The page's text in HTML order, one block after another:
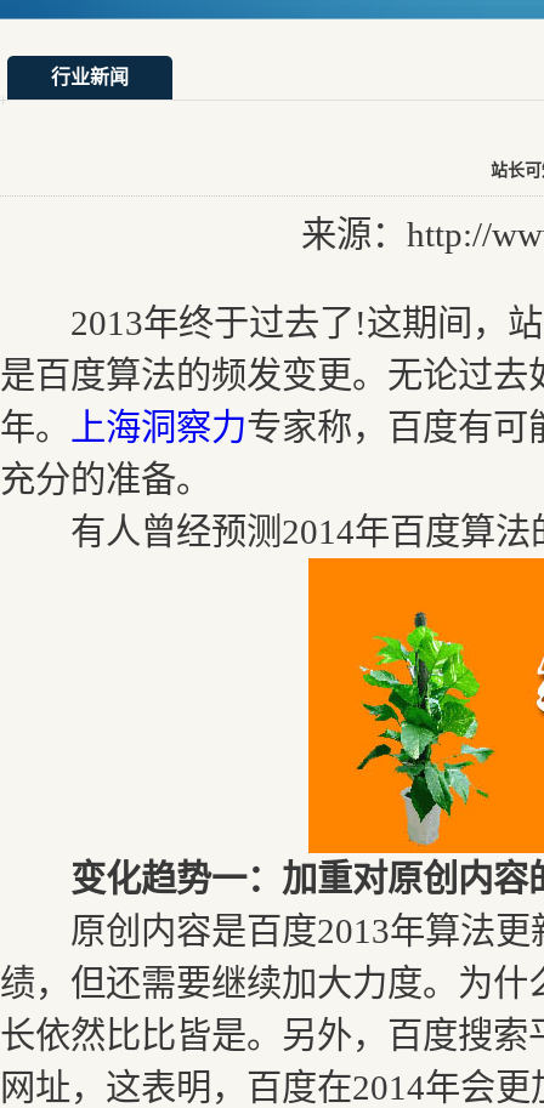
行业新闻
站长
来源：http://
2013年终于过去了!这期间，站
是百度算法的频发变更。无论过
年。
上海洞察力专家称，百度有可
充分的准备。
有人曾经预测2014年百度算法
变化趋势一：加重对原创内容
原创内容是百度2013年算法更
绩，但还需要继续加大力度。为
长依然比比皆是。另外，百度搜
网址，这表明，百度在2014年会